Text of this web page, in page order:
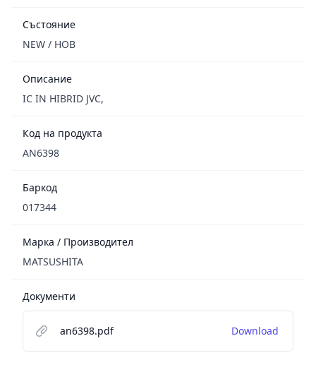
Състояние
NEW / НОВ
Описание
IC IN HIBRID JVC,
Код на продукта
AN6398
Баркод
017344
Марка / Производител
MATSUSHITA
Документи
an6398.pdf Download